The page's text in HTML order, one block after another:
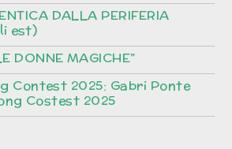
DALLA PERIFERIA
est)
DONNE MAGICHE”
Contest 2025: Gabri Ponte
Costest 2025